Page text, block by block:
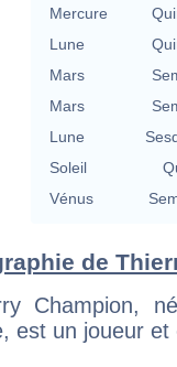
Mercure
Lune
Mars
Mars
Lune
Soleil
Vénus
de
Champion,
est un joueur